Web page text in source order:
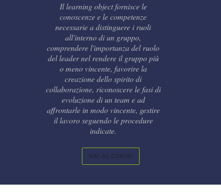
Il learning object fornisce le
conoscenze e le competenze
necessarie a distinguere i ruoli
all'interno di un gruppo,
comprendere l'importanza del ruolo
del leader nel rendere il gruppo più
o meno vincente, favorire la
creazione dello spirito di
collaborazione, riconoscere le fasi di
evoluzione di un team e ad
affrontarle in modo vincente, gestire
il lavoro seguendo le procedure
indicate.
VAI AL CORSO